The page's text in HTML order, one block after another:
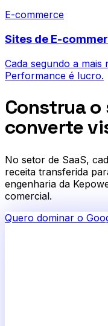
E-commerce
Sites de E-
Cada segundo a
Performance é lucro.
Construa o
converte
No setor de SaaS,
receita transferida
engenharia da
comercial.
Quero dominar o